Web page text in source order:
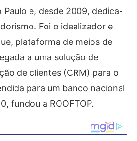
Paulo e, desde 2009, dedica-
Foi o idealizador e
plataforma de meios de
a uma solução de
de clientes (CRM) para o
para um banco nacional
fundou a ROOFTOP.